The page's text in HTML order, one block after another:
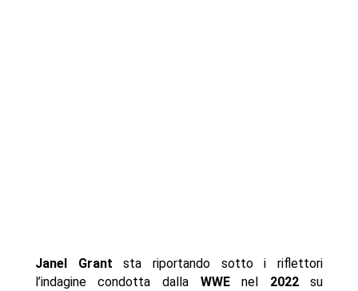
Janel Grant sta riportando sotto i riflettori
l’indagine condotta dalla WWEnel 2022su